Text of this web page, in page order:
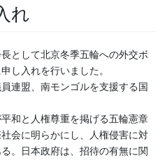
れ
として北京冬季五輪への外交ボ
し入れを行いました。
連盟、南モンゴルを支援する国
和と人権尊重を掲げる五輪憲章
会に明らかにし、人権侵害に対
。日本政府は、招待の有無に関